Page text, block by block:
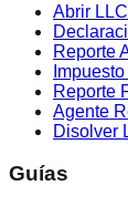
Abrir LLC
Reporte
Reporte
Agente
Disolver
Guías